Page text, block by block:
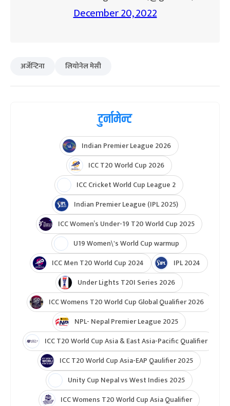
December 20, 2022
अर्जेन्टिना लियोनेल मेसी
टुर्नामेन्ट
Indian Premier League 2026
ICC T20 World Cup 2026
ICC Cricket World Cup League 2
Indian Premier League (IPL 2025)
ICC Women’s Under-19 T20 World Cup 2025
U19 Women\'s World Cup warmup
ICC Men T20 World Cup 2024
IPL 2024
Under Lights T20I Series 2026
ICC Womens T20 World Cup Global Qualifier 2026
NPL- Nepal Premier League 2025
ICC T20 World Cup Asia & East Asia-Pacific Qualifier
ICC T20 World Cup Asia-EAP Qaulifier 2025
Unity Cup Nepal vs West Indies 2025
ICC Womens T20 World Cup Asia Qualifier